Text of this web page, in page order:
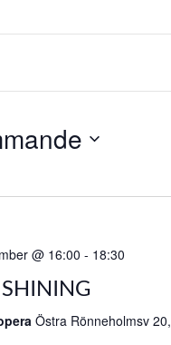
@ 16:00 - 18:30
Östra Rönneholmsv